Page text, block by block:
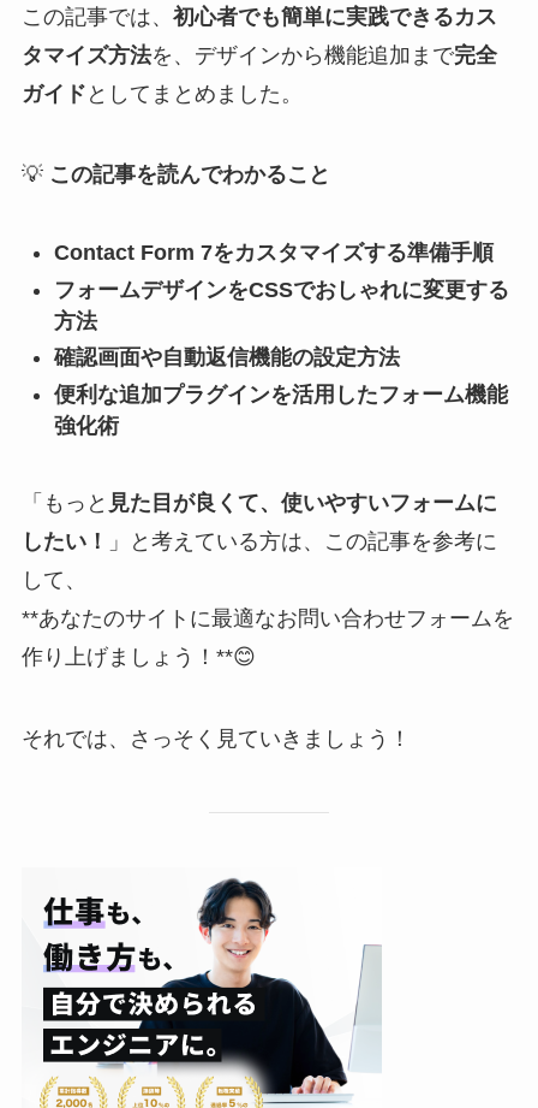
この記事では、 初心者でも簡単に実践できるカス
タマイズ方法を、デザインから機能追加まで完全
ガイド としてまとめました。
💡 この記事を読んでわかること
Contact Form 7をカスタマイズする準備手順
フォームデザインをCSSでおしゃれに変更する
方法
確認画面や自動返信機能の設定方法
便利な追加プラグインを活用したフォーム機能
強化術
「もっと 見た目が良くて、使いやすいフォームに
したい！
」と考えている方は、この記事を参考に
して、
**あなたのサイトに最適なお問い合わせフォームを
作り上げましょう！**😊
それでは、さっそく見ていきましょう！